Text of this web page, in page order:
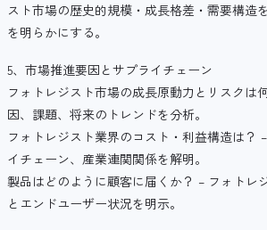
スト市場の歴史的規模・成長格差・需要構造
を明らかにする。
5、市場推進要因とサプライチェーン
フォトレジスト市場の成長原動力とリスクは
因、課題、将来のトレンドを分析。
フォトレジスト業界のコスト・利益構造は？
イチェーン、産業連関関係を解明。
製品はどのように顧客に届くか？ – フォトレ
とエンドユーザー状況を明示。